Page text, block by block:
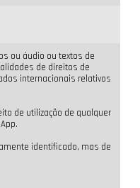
ou áudio ou textos de
de direitos de
internacionais relativos
de utilização de qualquer
identificado, mas de